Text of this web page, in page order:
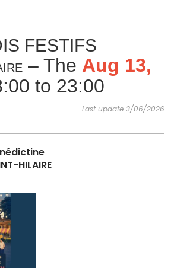
INSPIRATIONS
FESTIFS
– The Aug 13,
to 23:00
Last update 3/06/2026
HILAIRE